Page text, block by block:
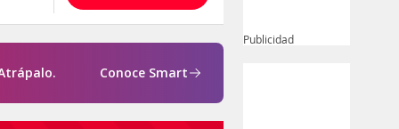
Conoce Smart
Publicidad